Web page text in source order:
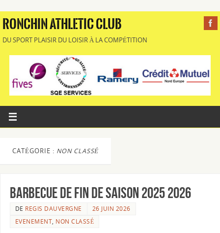
RONCHIN ATHLETIC CLUB
DU SPORT PLAISIR DU LOISIR À LA COMPÉTITION
CATÉGORIE : NON CLASSÉ
Barbecue de fin de saison 2025 2026
DE REGIS DAUVERGNE
26 JUIN 2026
EVENEMENT, NON CLASSÉ